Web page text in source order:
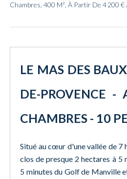
Chambres, 400 M², À Partir De 4 200 €
LE MAS DES
DE-PROVENCE -
CHAMBRES - 10
Situé au cœur d'une vallée de 7
clos de presque 2 hectares à 5
5 minutes du Golf de Manville